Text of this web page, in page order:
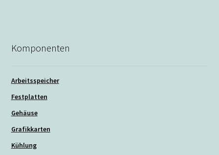
Komponenten
Arbeitsspeicher
Festplatten
Gehäuse
Grafikkarten
Kühlung